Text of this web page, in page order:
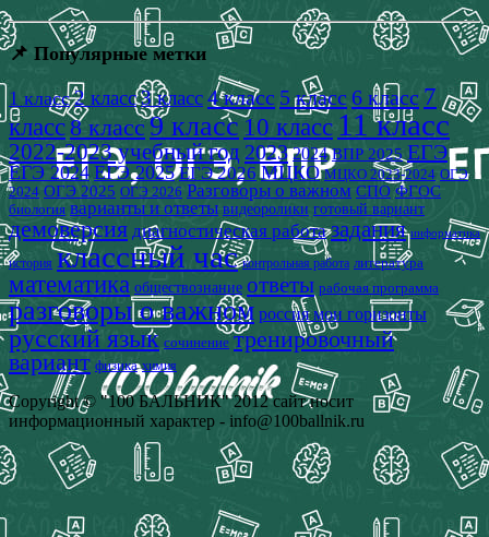
📌 Популярные метки
1 класс 2 класс3 класс4 класс 5 класс 6 класс 7
класс8 класс9 класс 10 класс 11 класс
2022-2023 учебный год 2023 2024 ВПР 2025 ЕГЭ
ЕГЭ 2024 ЕГЭ 2025 ЕГЭ 2026 МЦКО МЦКО 2023-2024 ОГЭ
2024 ОГЭ 2025 ОГЭ 2026 Разговоры о важном СПО ФГОС
биология варианты и ответы видеоролики готовый вариант
демоверсия диагностическая работа задания информатика
история классный час контрольная работа литература
математика обществознание ответы рабочая программа
разговоры о важном россия мои горизонты
русский язык сочинение тренировочный
вариант физика химия
Copyright © "100 БАЛЬНИК" 2012 сайт носит
информационный характер - info@100ballnik.ru